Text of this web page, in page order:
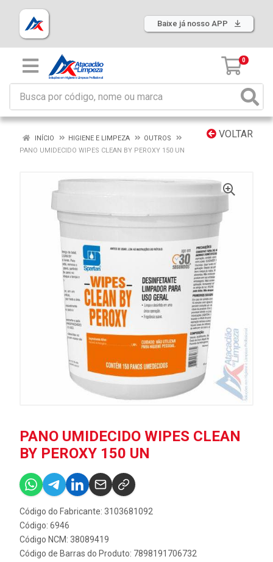
Baixe já nosso APP
0
VOLTAR
INÍCIO HIGIENE E LIMPEZA
OUTROS
PANO UMIDECIDO WIPES CLEAN BY PEROXY 150 UN
PANO UMIDECIDO WIPES CLEAN
BY PEROXY 150 UN
Código do Fabricante: 3103681092
Código: 6946
Código NCM: 38089419
Código de Barras do Produto: 7898191706732